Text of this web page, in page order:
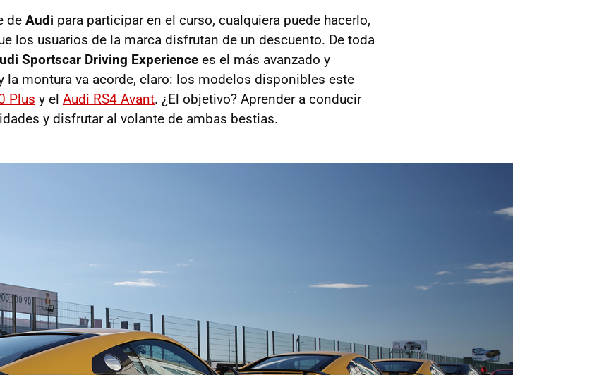
de Audi para participar en el curso, cualquiera puede hacerlo,
los usuarios de la marca disfrutan de un descuento. De toda
Sportscar Driving Experience es el más avanzado y
la montura va acorde, claro: los modelos disponibles este
Plus y el Audi RS4 Avant. ¿El objetivo? Aprender a conducir
y disfrutar al volante de ambas bestias.